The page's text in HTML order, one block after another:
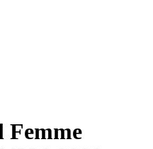
Femme